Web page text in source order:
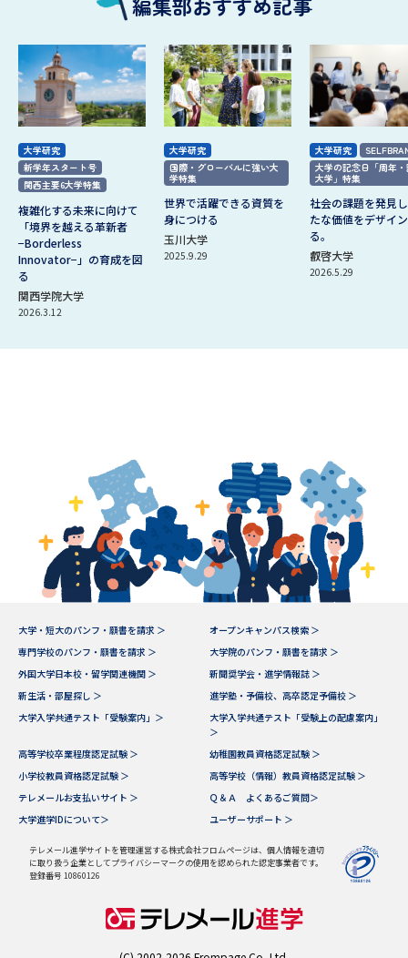
大学研究
新学年スタート号
関西主要6大学特集
複雑化する未来に向けて
「境界を越える革新者
−Borderless
Innovator−」の育成を図
る
関西学院大学
2026.3.12
大学研究
国際・グローバルに強い大
学特集
世界で活躍できる資質を
身につける
玉川大学
2025.9.29
大学研究
大学の記念日「周年
大学」特集
社会の課題を発見
たな価値をデザイ
る。
叡啓大学
2026.5.29
大学・短大のパンフ・願書を請求 ＞
オープンキャンパス検索 ＞
専門学校のパンフ・願書を請求 ＞
大学院のパンフ・願書を請求 ＞
外国大学日本校・留学関連機関 ＞
新聞奨学会・進学情報誌 ＞
新生活・部屋探し ＞
進学塾・予備校、高卒認定予備校 ＞
大学入学共通テスト「受験案内」＞
大学入学共通テスト「受験上の配慮案内」
＞
高等学校卒業程度認定試験 ＞
幼稚園教員資格認定試験 ＞
小学校教員資格認定試験 ＞
高等学校（情報）教員資格認定試験 ＞
テレメールお支払いサイト ＞
Ｑ＆Ａ よくあるご質問＞
大学進学IDについて＞
ユーザーサポート ＞
テレメール進学サイトを管理運営する株式会社フロムページは、個人情報を適切
に取り扱う企業としてプライバシーマークの使用を認められた認定事業者です。
登録番号 10860126